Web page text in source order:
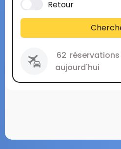
Retour
62
aujourd'hui